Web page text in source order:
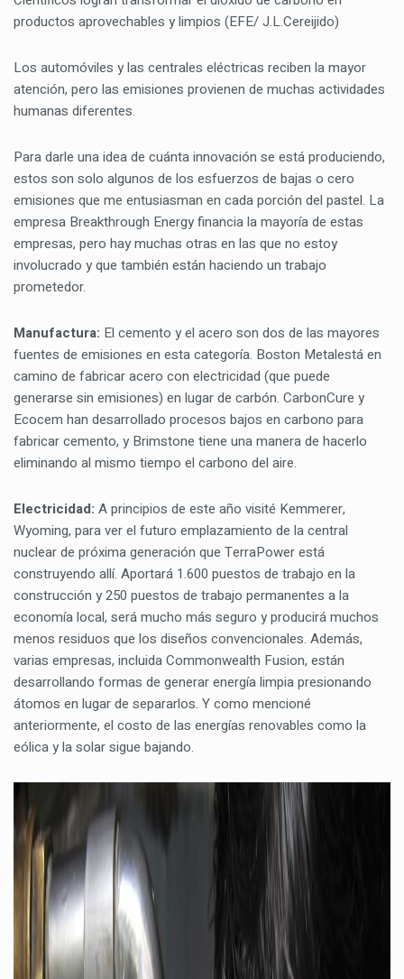
productos aprovechables y limpios (EFE/ J.L.Cereijido)
Los automóviles y las centrales eléctricas reciben la mayor
atención, pero las emisiones provienen de muchas actividades
humanas diferentes.
Para darle una idea de cuánta innovación se está produciendo,
estos son solo algunos de los esfuerzos de bajas o cero
emisiones que me entusiasman en cada porción del pastel. La
empresa Breakthrough Energy financia la mayoría de estas
empresas, pero hay muchas otras en las que no estoy
involucrado y que también están haciendo un trabajo
prometedor.
Manufactura: El cemento y el acero son dos de las mayores
fuentes de emisiones en esta categoría. Boston Metalestá en
camino de fabricar acero con electricidad (que puede
generarse sin emisiones) en lugar de carbón. CarbonCure y
Ecocem han desarrollado procesos bajos en carbono para
fabricar cemento, y Brimstone tiene una manera de hacerlo
eliminando al mismo tiempo el carbono del aire.
Electricidad: A principios de este año visité Kemmerer,
Wyoming, para ver el futuro emplazamiento de la central
nuclear de próxima generación que TerraPower está
construyendo allí. Aportará 1.600 puestos de trabajo en la
construcción y 250 puestos de trabajo permanentes a la
economía local, será mucho más seguro y producirá muchos
menos residuos que los diseños convencionales. Además,
varias empresas, incluida Commonwealth Fusion, están
desarrollando formas de generar energía limpia presionando
átomos en lugar de separarlos. Y como mencioné
anteriormente, el costo de las energías renovables como la
eólica y la solar sigue bajando.